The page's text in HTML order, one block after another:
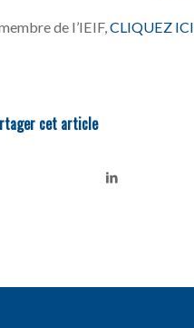
de l’IEIF,CLIQUEZ ICI
cet article